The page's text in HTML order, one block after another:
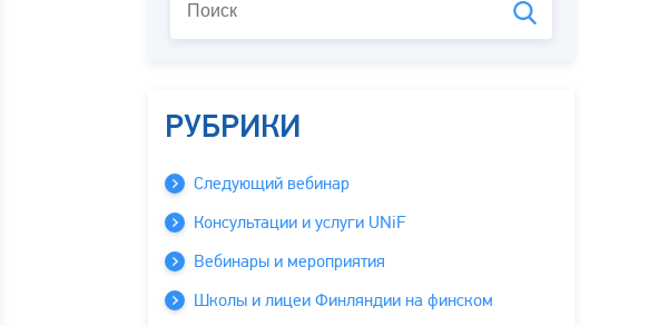
РУБРИКИ
Следующий вебинар
Консультации и услуги UNiF
Вебинары и мероприятия
Школы и лицеи Финляндии на финском